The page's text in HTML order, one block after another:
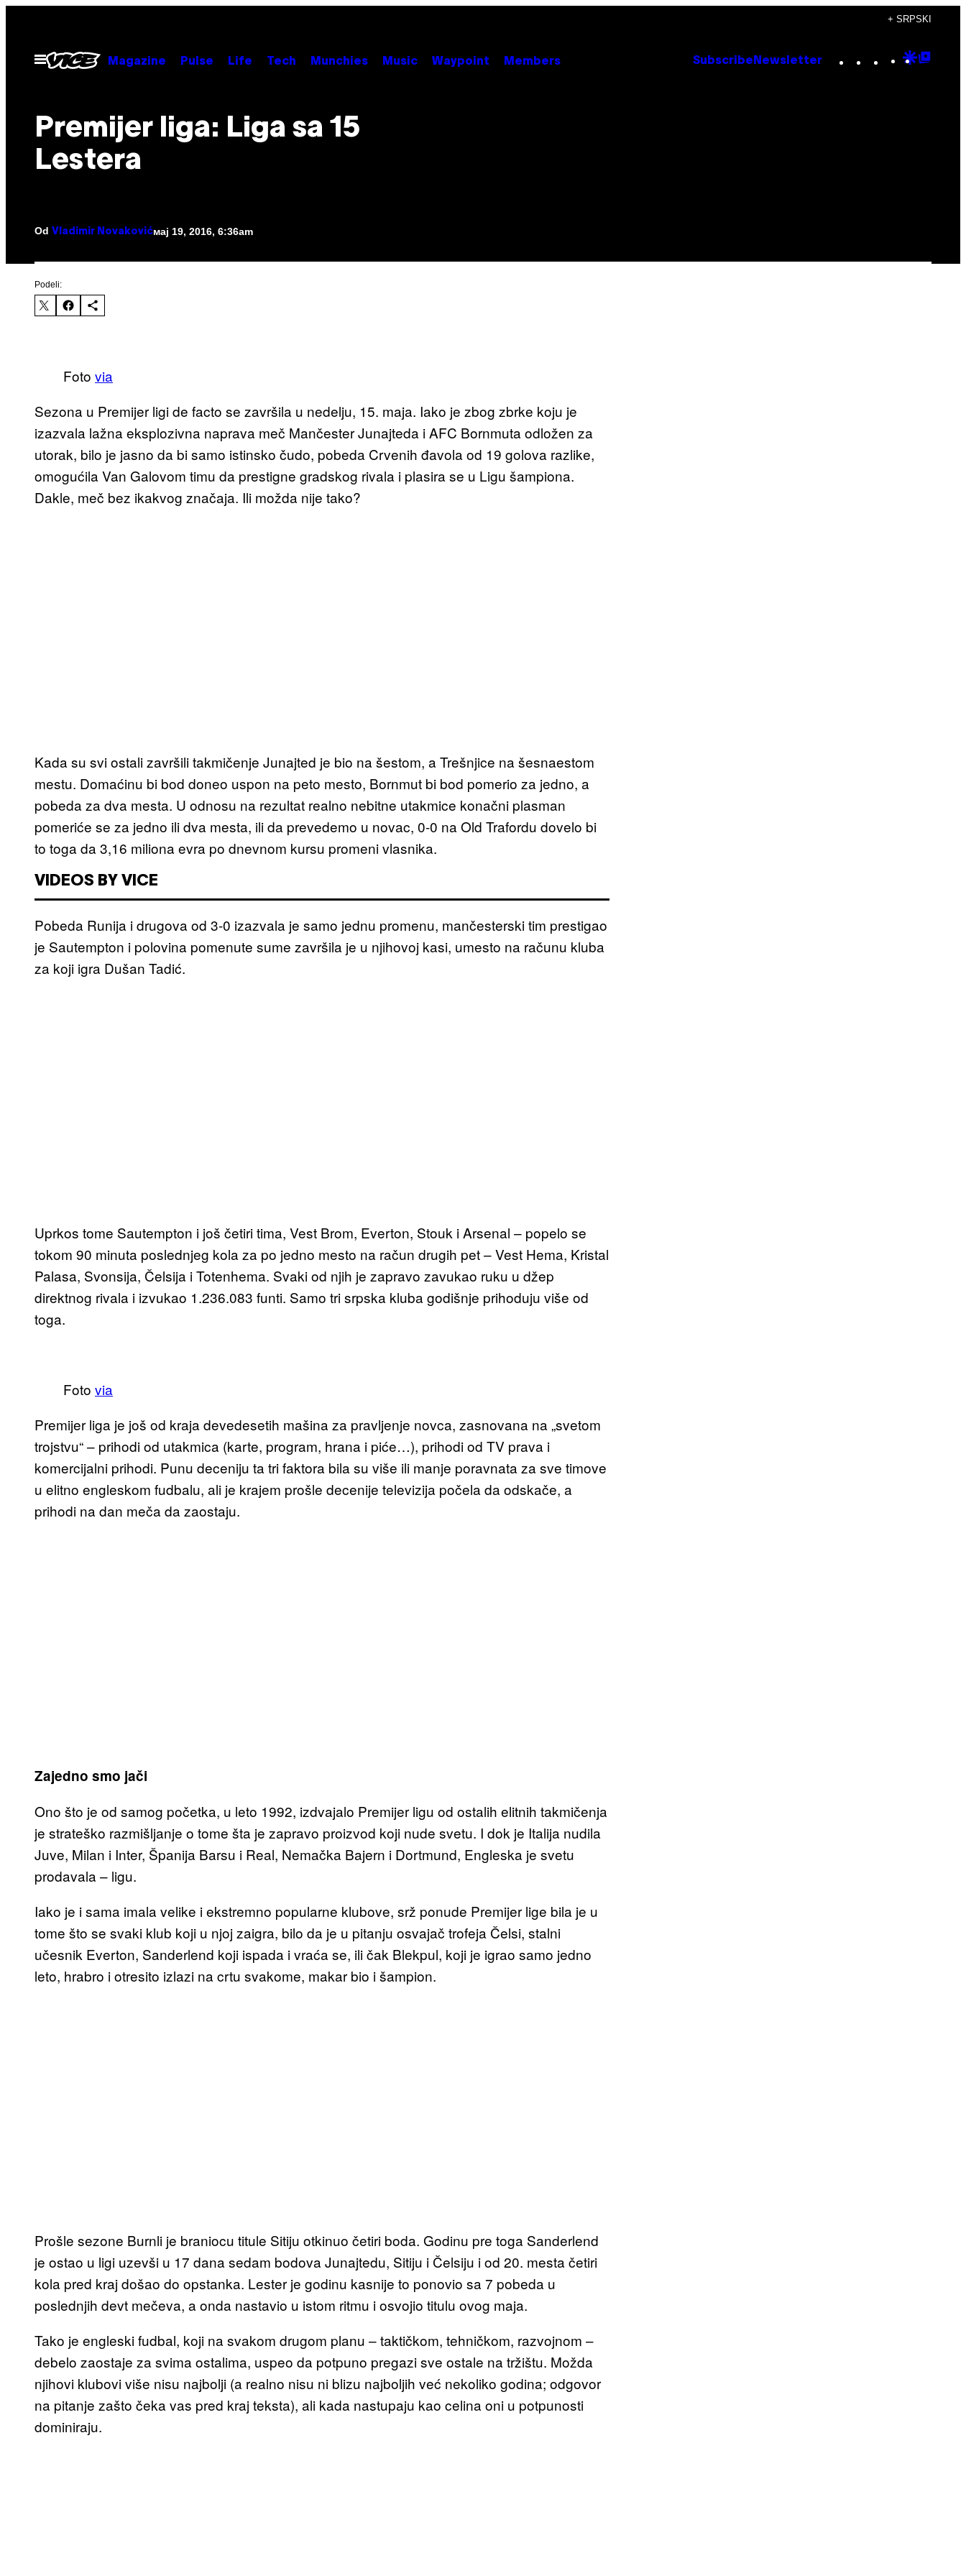
садржај
+ SRPSKI
Otvori
Meni
Magazine Pulse Life Tech Munchies Music Waypoint Members Subscribe Newsletter Instagram
TikTok
YouTube
Google
​Premijer liga: Liga sa 15
Lestera
Od Vladimir Novakovićмај 19, 2016, 6:36am
Podeli:
Foto via
Sezona u Premijer ligi de facto se završila u nedelju, 15. maja. Iako je zbog zbrke koju je
izazvala lažna eksplozivna naprava meč Mančester Junajteda i AFC Bornmuta odložen za
utorak, bilo je jasno da bi samo istinsko čudo, pobeda Crvenih đavola od 19 golova razlike,
omogućila Van Galovom timu da prestigne gradskog rivala i plasira se u Ligu šampiona.
Dakle, meč bez ikakvog značaja. Ili možda nije tako?
Kada su svi ostali završili takmičenje Junajted je bio na šestom, a Trešnjice na šesnaestom
mestu. Domaćinu bi bod doneo uspon na peto mesto, Bornmut bi bod pomerio za jedno, a
pobeda za dva mesta. U odnosu na rezultat realno nebitne utakmice konačni plasman
pomeriće se za jedno ili dva mesta, ili da prevedemo u novac, 0-0 na Old Trafordu dovelo bi
to toga da 3,16 miliona evra po dnevnom kursu promeni vlasnika.
VIDEOS BY VICE
Pobeda Runija i drugova od 3-0 izazvala je samo jednu promenu, mančesterski tim prestigao
je Sautempton i polovina pomenute sume završila je u njihovoj kasi, umesto na računu kluba
za koji igra Dušan Tadić.
Uprkos tome Sautempton i još četiri tima, Vest Brom, Everton, Stouk i Arsenal – popelo se
tokom 90 minuta poslednjeg kola za po jedno mesto na račun drugih pet – Vest Hema, Kristal
Palasa, Svonsija, Čelsija i Totenhema. Svaki od njih je zapravo zavukao ruku u džep
direktnog rivala i izvukao 1.236.083 funti. Samo tri srpska kluba godišnje prihoduju više od
toga.
Foto via
Premijer liga je još od kraja devedesetih mašina za pravljenje novca, zasnovana na „svetom
trojstvu“ – prihodi od utakmica (karte, program, hrana i piće…), prihodi od TV prava i
komercijalni prihodi. Punu deceniju ta tri faktora bila su više ili manje poravnata za sve timove
u elitno engleskom fudbalu, ali je krajem prošle decenije televizija počela da odskače, a
prihodi na dan meča da zaostaju.
Zajedno smo jači
Ono što je od samog početka, u leto 1992, izdvajalo Premijer ligu od ostalih elitnih takmičenja
je strateško razmišljanje o tome šta je zapravo proizvod koji nude svetu. I dok je Italija nudila
Juve, Milan i Inter, Španija Barsu i Real, Nemačka Bajern i Dortmund, Engleska je svetu
prodavala – ligu.
Iako je i sama imala velike i ekstremno popularne klubove, srž ponude Premijer lige bila je u
tome što se svaki klub koji u njoj zaigra, bilo da je u pitanju osvajač trofeja Čelsi, stalni
učesnik Everton, Sanderlend koji ispada i vraća se, ili čak Blekpul, koji je igrao samo jedno
leto, hrabro i otresito izlazi na crtu svakome, makar bio i šampion.
Prošle sezone Burnli je braniocu titule Sitiju otkinuo četiri boda. Godinu pre toga Sanderlend
je ostao u ligi uzevši u 17 dana sedam bodova Junajtedu, Sitiju i Čelsiju i od 20. mesta četiri
kola pred kraj došao do opstanka. Lester je godinu kasnije to ponovio sa 7 pobeda u
poslednjih devt mečeva, a onda nastavio u istom ritmu i osvojio titulu ovog maja.
Tako je engleski fudbal, koji na svakom drugom planu – taktičkom, tehničkom, razvojnom –
debelo zaostaje za svima ostalima, uspeo da potpuno pregazi sve ostale na tržištu. Možda
njihovi klubovi više nisu najbolji (a realno nisu ni blizu najboljih već nekoliko godina; odgovor
na pitanje zašto čeka vas pred kraj teksta), ali kada nastupaju kao celina oni u potpunosti
dominiraju.